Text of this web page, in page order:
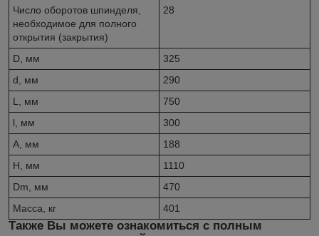
Число оборотов шпинделя,
необходимое для полного
открытия (закрытия)
28
D, мм
325
d, мм
290
L, мм
750
l, мм
300
A, мм
188
H, мм
1110
Dm, мм
470
Масса, кг
401
Также Вы можете ознакомиться с полным